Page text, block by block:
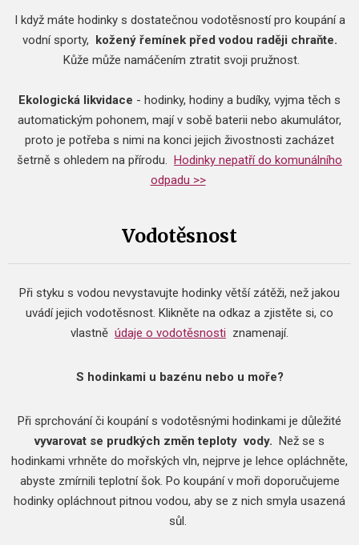
I když máte hodinky s dostatečnou vodotěsností pro koupání a
vodní sporty, kožený řemínek před vodou raději chraňte.
Kůže může namáčením ztratit svoji pružnost.
Ekologická likvidace - hodinky, hodiny a budíky, vyjma těch s
automatickým pohonem, mají v sobě baterii nebo akumulátor,
proto je potřeba s nimi na konci jejich živostnosti zacházet
šetrně s ohledem na přírodu. Hodinky nepatří do komunálního
odpadu >>
Vodotěsnost
Při styku s vodou nevystavujte hodinky větší zátěži, než jakou
uvádí jejich vodotěsnost. Klikněte na odkaz a zjistěte si, co
vlastně údaje o vodotěsnosti znamenají.
S hodinkami u bazénu nebo u moře?
Při sprchování či koupání s vodotěsnými hodinkami je důležité
vyvarovat se prudkých změn teploty vody. Než se s
hodinkami vrhněte do mořských vln, nejprve je lehce opláchněte,
abyste zmírnili teplotní šok. Po koupání v moři doporučujeme
hodinky opláchnout pitnou vodou, aby se z nich smyla usazená
sůl.